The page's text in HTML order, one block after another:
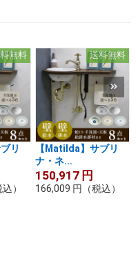
無料
リ
込）
送料無料
【Matilda】サブリ
ナ・ネ...
150,917 円
166,009 円 （税込）